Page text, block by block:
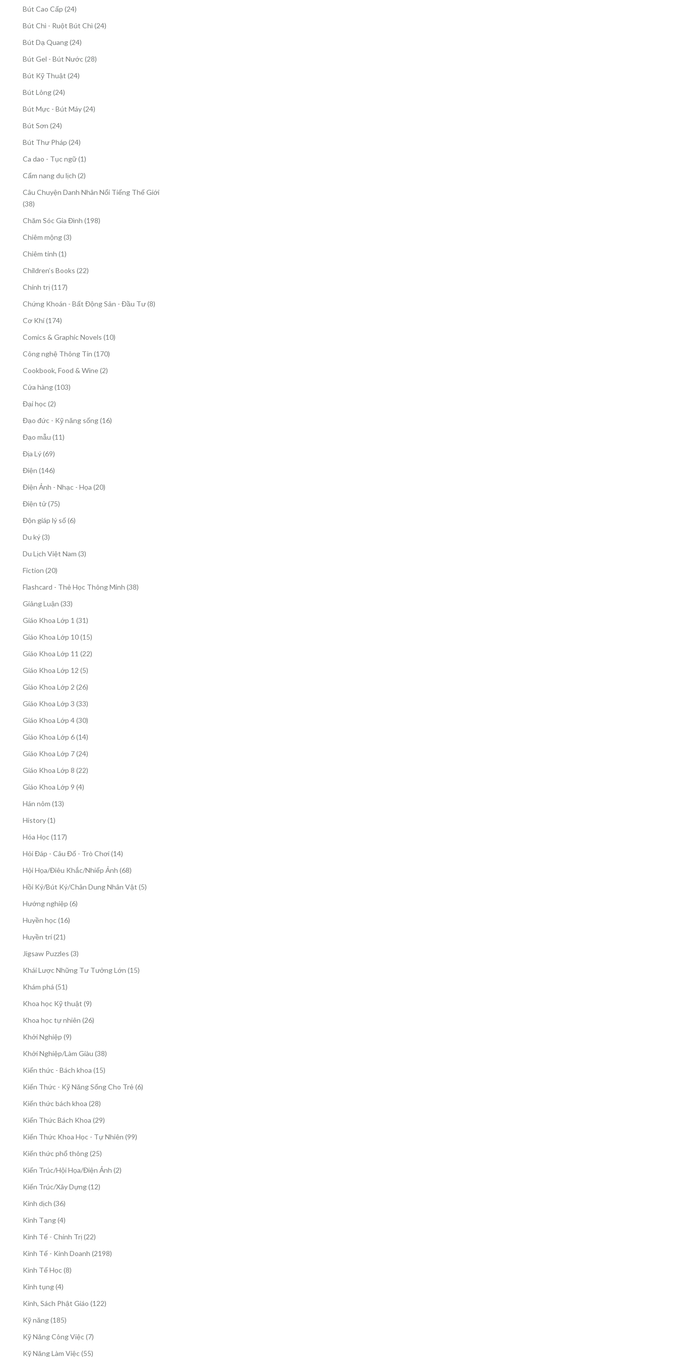
Bút Cao Cấp 2424
Bút Chì - Ruột Bút Chì 2424
Bút Dạ Quang 2424
phẩm
Bút Gel - Bút Nước 2828
Bút Kỹ Thuật 2424
Bút Lông 2424
phẩm
Bút Mực - Bút Máy 2424
Bút Sơn 2424
phẩm
Bút Thư Pháp 2424
phẩm
Ca dao - Tục ngữ 11
phẩm
Cẩm nang du lịch 22
Câu Chuyện Danh Nhân Nổi Tiếng Thế Giới
3838
Chăm Sóc Gia Đình 198198
Chiêm mộng 33
Chiêm tinh 11
phẩm
Children’s Books 2222
Chính trị 117117
Chứng Khoán - Bất Động Sản - Đầu Tư 88
Cơ Khí 174174
phẩm
Comics & Graphic Novels 1010
Công nghệ Thông Tin 170170
Cookbook, Food & Wine 22
Cửa hàng 103103
Đại học 22
phẩm
Đạo đức - Kỹ năng sống 1616
Đạo mẫu 1111
Địa Lý 6969
phẩm
Điện 146146
phẩm
Điện Ảnh - Nhạc - Họa 2020
Điện tử 7575
phẩm
Độn giáp lý số 66
Du ký 33
phẩm
Du Lịch Việt Nam 33
Fiction 2020
Flashcard - Thẻ Học Thông Minh 3838
Giảng Luận 3333
phẩm
Giáo Khoa Lớp 1 3131
phẩm
Giáo Khoa Lớp 10 1515
phẩm
Giáo Khoa Lớp 11 2222
Giáo Khoa Lớp 12 55
phẩm
Giáo Khoa Lớp 2 2626
phẩm
Giáo Khoa Lớp 3 3333
phẩm
Giáo Khoa Lớp 4 3030
phẩm
Giáo Khoa Lớp 6 1414
phẩm
Giáo Khoa Lớp 7 2424
phẩm
Giáo Khoa Lớp 8 2222
Giáo Khoa Lớp 9 44
Hán nôm 1313
History 11
phẩm
Hóa Học 117117
Hỏi Đáp - Câu Đố - Trò Chơi 1414
phẩm
Hội Họa/Điêu Khắc/Nhiếp Ảnh 6868
phẩm
Hồi Ký/Bút Ký/Chân Dung Nhân Vật 55
Hướng nghiệp 66
Huyền học 1616
Huyền trí 2121
phẩm
Jigsaw Puzzles 33
phẩm
Khái Lược Những Tư Tưởng Lớn 1515
Khám phá 5151
phẩm
Khoa học Kỹ thuật 99
phẩm
Khoa học tự nhiên 2626
Khởi Nghiệp 99
Khởi Nghiệp/Làm Giàu 3838
Kiến thức - Bách khoa 1515
phẩm
Kiến Thức - Kỹ Năng Sống Cho Trẻ 66
Kiến thức bách khoa 2828
phẩm
Kiến Thức Bách Khoa 2929
Kiến Thức Khoa Học - Tự Nhiên 9999
Kiến thức phổ thông 2525
sản
phẩm
Kiến Trúc/Hội Họa/Điện Ảnh 22
Kiến Trúc/Xây Dựng 1212
Kinh dịch 3636
phẩm
Kinh Tạng 44
Kinh Tế - Chính Trị 2222
phẩm
Kinh Tế - Kinh Doanh 21982198
Kinh Tế Học 88
Kinh tụng 44
phẩm
Kinh, Sách Phật Giáo 122122
Kỹ năng 185185
phẩm
Kỹ Năng Công Việc 77
Kỹ Năng Làm Việc 5555